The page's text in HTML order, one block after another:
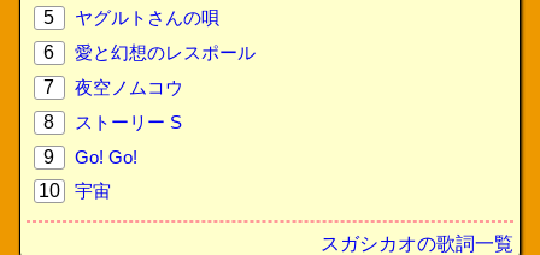
5
ヤグルトさんの唄
6
愛と幻想のレスポール
7
夜空ノムコウ
8
ストーリー S
9
Go! Go!
10
宇宙
スガシカオの歌詞一覧